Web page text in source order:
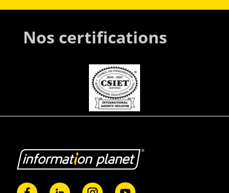
Nos certifications